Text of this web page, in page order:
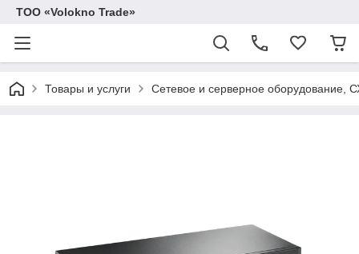
ТОО «Volokno Trade»
Товары и услуги Сетевое и серверное оборудование,